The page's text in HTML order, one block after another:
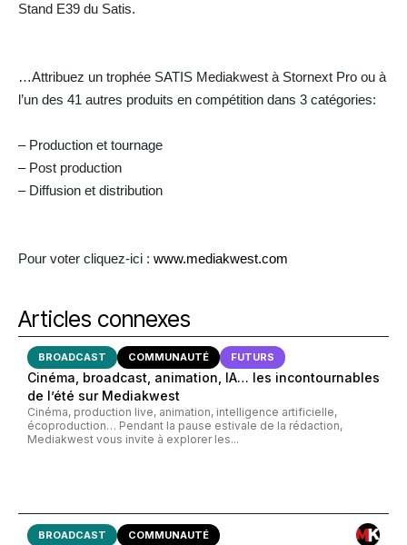
Stand E39 du Satis.
…Attribuez un trophée SATIS Mediakwest à Stornext Pro ou à
l’un des 41 autres produits en compétition dans 3 catégories:
– Production et tournage
– Post production
– Diffusion et distribution
Pour voter cliquez-ici : www.mediakwest.com
Articles connexes
BROADCAST COMMUNAUTÉ FUTURS
Cinéma, broadcast, animation, IA… les incontournables
de l’été sur Mediakwest
Cinéma, production live, animation, intelligence artificielle,
écoproduction… Pendant la pause estivale de la rédaction,
Mediakwest vous invite à explorer les...
BROADCAST COMMUNAUTÉ